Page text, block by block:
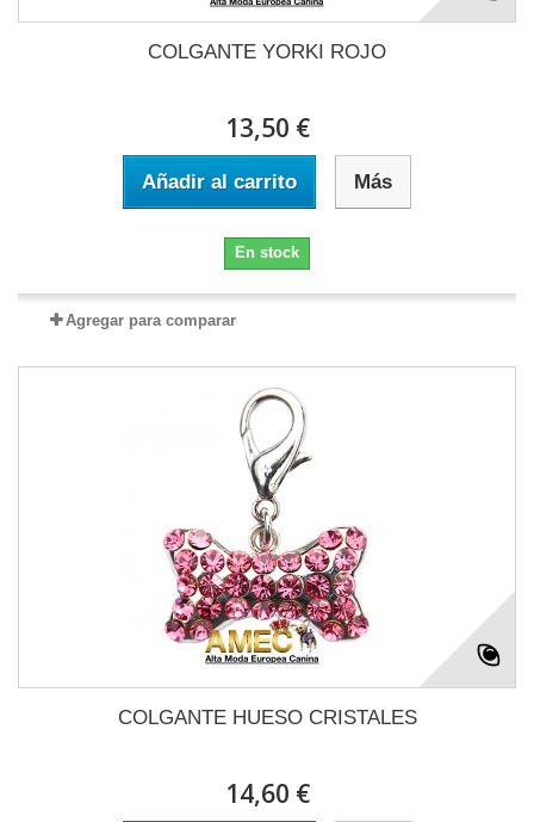
COLGANTE YORKI ROJO
13,50 €
Añadir al carrito Más
En stock
Agregar para comparar
COLGANTE HUESO CRISTALES
14,60 €